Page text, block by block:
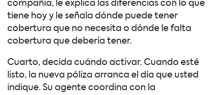
compañía, le explica las diferencias con lo que
tiene hoy y le señala dónde puede tener
cobertura que no necesita o dónde le falta
cobertura que debería tener.
Cuarto, decida cuándo activar. Cuando esté
listo, la nueva póliza arranca el día que usted
indique. Su agente coordina con la